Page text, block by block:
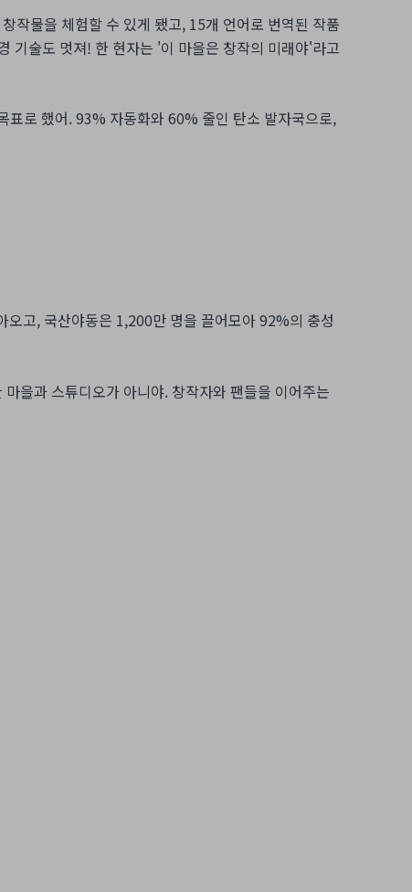
작물을 체험할 수 있게 됐고, 15개 언어로 번역된 작품
기술도 멋져! 한 현자는 '이 마을은 창작의 미래야'라고
표로 했어. 93% 자동화와 60% 줄인 탄소 발자국으로,
고, 국산야동은 1,200만 명을 끌어모아 92%의 충성
을과 스튜디오가 아니야. 창작자와 팬들을 이어주는